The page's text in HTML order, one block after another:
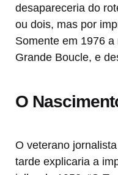
desapareceria do
ou dois, mas por
Somente em 1976
Grande Boucle, e
O
O veterano
tarde explicaria a